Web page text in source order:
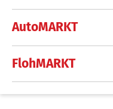
AutoMARKT
FlohMARKT